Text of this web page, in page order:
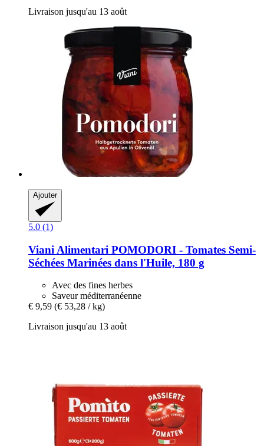
Livraison jusqu'au 13 août
Ajouter
5.0 (1)
Viani Alimentari POMODORI -​ Tomates Semi-​
Séchées Marinées dans l'Huile, 180 g
Avec des fines herbes
Saveur méditerranéenne
€ 9,59 (€ 53,28 / kg)
Livraison jusqu'au 13 août